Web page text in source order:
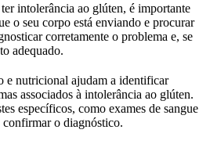
intolerância ao glúten, é importante
o seu corpo está enviando e procurar
corretamente o problema e, se
adequado.
e nutricional ajudam a identificar
associados à intolerância ao glúten.
específicos, como exames de sangue
o diagnóstico.